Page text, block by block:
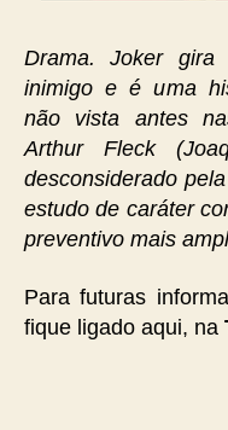
Drama. Joker
inimigo e é uma
não vista antes
Arthur Fleck
desconsiderado
estudo de caráter
preventivo mais
Para futuras
fique ligado aqui, na